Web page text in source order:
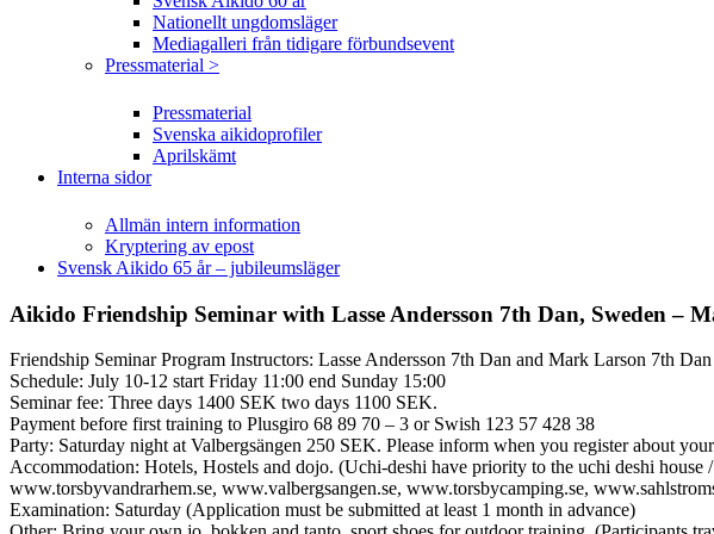
Nationellt ungdomsläger
Mediagalleri från tidigare förbundsevent
Pressmaterial >
Pressmaterial
Svenska aikidoprofiler
Aprilskämt
Interna sidor
Allmän intern information
Kryptering av epost
Svensk Aikido 65 år – jubileumsläger
Aikido Friendship Seminar with Lasse Andersson 7th Dan, Sweden –
Friendship Seminar Program Instructors: Lasse Andersson 7th Dan and Mark Larson 7th Dan
Schedule: July 10-12 start Friday 11:00 end Sunday 15:00
Seminar fee: Three days 1400 SEK two days 1100 SEK.
Payment before first training to Plusgiro 68 89 70 – 3 or Swish 123 57 428 38
Party: Saturday night at Valbergsängen 250 SEK. Please inform when you register about
Accommodation: Hotels, Hostels and dojo. (Uchi-deshi have priority to the uchi deshi house
www.torsbyvandrarhem.se, www.valbergsangen.se, www.torsbycamping.se,
Examination: Saturday (Application must be submitted at least 1 month in advance)